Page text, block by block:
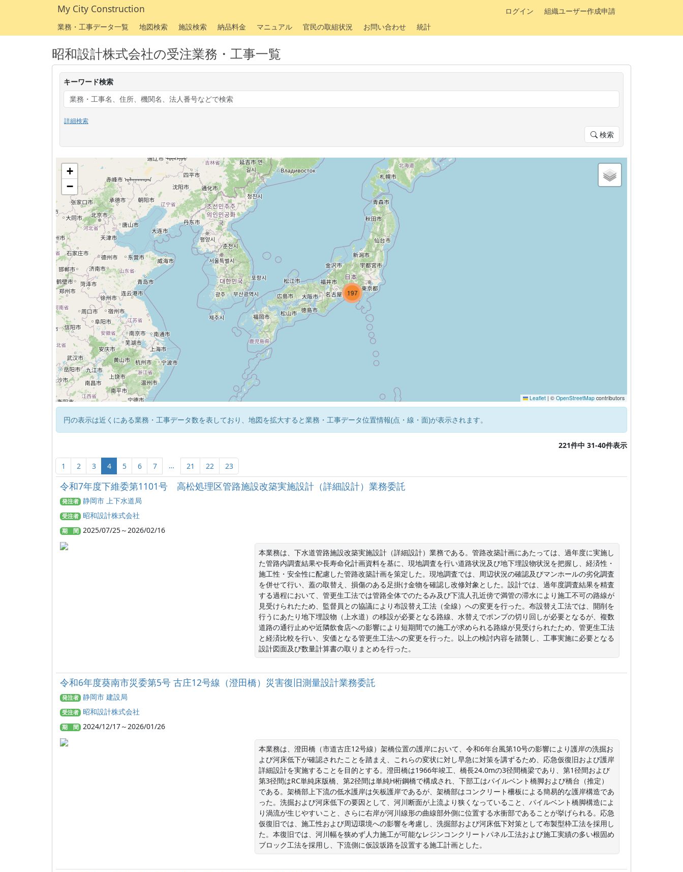
My City Construction ログイン
組織ユーザー作成申請
業務・工事データ一覧
地図検索 施設検索 納品料金 マニュアル 官民の取組状況 お問い合わせ 統計
昭和設計株式会社の受注業務・工事一覧
キーワード検索
詳細検索
検索
3
214
197
+
−
Leaflet | © OpenStreetMap contributors
円の表示は近くにある業務・工事データ数を表しており、地図を拡大すると業務・工事データ位置情報(点・線・面)が表示されます。
221件中 31-40件表示
1 2 3 4 5 6 7 … 21 22 23
令和7年度下維委第1101号 高松処理区管路施設改築実施設計（詳細設計）業務委託
発注者 静岡市 上下水道局
受注者 昭和設計株式会社
期 間 2025/07/25～2026/02/16
本業務は、下水道管路施設改築実施設計（詳細設計）業務である。管路改築計画にあたっては、過年度に実施し
た管路内調査結果や長寿命化計画資料を基に、現地調査を行い道路状況及び地下埋設物状況を把握し、経済性・
施工性・安全性に配慮した管路改築計画を策定した。現地調査では、周辺状況の確認及びマンホールの劣化調査
を併せて行い、蓋の取替え、損傷のある足掛け金物を確認し改修対象とした。設計では、過年度調査結果を精査
する過程において、管更生工法では管路全体でのたるみ及び下流人孔近傍で満管の滞水により施工不可の路線が
見受けられたため、監督員との協議により布設替え工法（全線）への変更を行った。布設替え工法では、開削を
行うにあたり地下埋設物（上水道）の移設が必要となる路線、水替えでポンプの切り回しが必要となるが、複数
道路の通行止めや近隣飲食店への影響により短期間での施工が求められる路線が見受けられたため、管更生工法
と経済比較を行い、安価となる管更生工法への変更を行った。以上の検討内容を踏襲し、工事実施に必要となる
設計図面及び数量計算書の取りまとめを行った。
令和6年度葵南市災委第5号 古庄12号線（澄田橋）災害復旧測量設計業務委託
発注者 静岡市 建設局
受注者 昭和設計株式会社
期 間 2024/12/17～2026/01/26
本業務は、澄田橋（市道古庄12号線）架橋位置の護岸において、令和6年台風第10号の影響により護岸の洗掘お
よび河床低下が確認されたことを踏まえ、これらの変状に対し早急に対策を講ずるため、応急仮復旧および護岸
詳細設計を実施することを目的とする。澄田橋は1966年竣工、橋長24.0mの3径間橋梁であり、第1径間および
第3径間はRC単純床版橋、第2径間は単純H桁鋼橋で構成され、下部工はパイルベント橋脚および橋台（推定）
である。架橋部上下流の低水護岸は矢板護岸であるが、架橋部はコンクリート柵板による簡易的な護岸構造であ
った。洗掘および河床低下の要因として、河川断面が上流より狭くなっていること、パイルベント橋脚構造によ
り渦流が生じやすいこと、さらに右岸が河川線形の曲線部外側に位置する水衝部であることが挙げられる。応急
仮復旧では、施工性および周辺環境への影響を考慮し、洗掘部および河床低下対策として布製型枠工法を採用し
た。本復旧では、河川幅を狭めず人力施工が可能なレジンコンクリートパネル工法および施工実績の多い根固め
ブロック工法を採用し、下流側に仮設坂路を設置する施工計画とした。